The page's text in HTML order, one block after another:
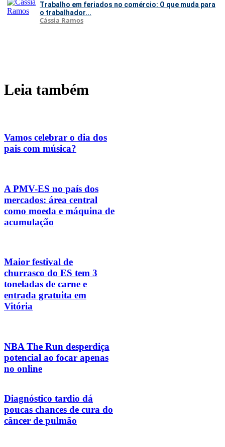
Trabalho em feriados no comércio: O que muda para
o trabalhador...
Cássia Ramos
Leia também
Vamos celebrar o dia dos
pais com música?
A PMV-ES no país dos
mercados: área central
como moeda e máquina de
acumulação
Maior festival de
churrasco do ES tem 3
toneladas de carne e
entrada gratuita em
Vitória
NBA The Run desperdiça
potencial ao focar apenas
no online
Diagnóstico tardio dá
poucas chances de cura do
câncer de pulmão